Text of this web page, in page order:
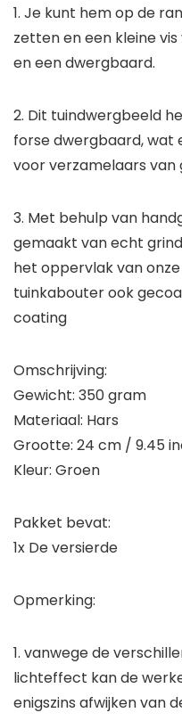
1. Je kunt hem op de
zetten en een kleine
en een dwergbaard.
2. Dit tuindwergbeeld
forse dwergbaard, wat
voor verzamelaars van
3. Met behulp van
gemaakt van echt
het oppervlak van
tuinkabouter ook
coating
Omschrijving:
Gewicht: 350 gram
Materiaal: Hars
Grootte: 24 cm / 9.45
Kleur: Groen
Pakket bevat:
1x De versierde
Opmerking:
1. vanwege de
lichteffect kan de
enigszins afwijken van